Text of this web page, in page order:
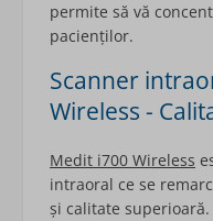
permite să vă
pacienților.
Scanner
Wireless -
Medit i700 Wireless
intraoral ce se
și calitate